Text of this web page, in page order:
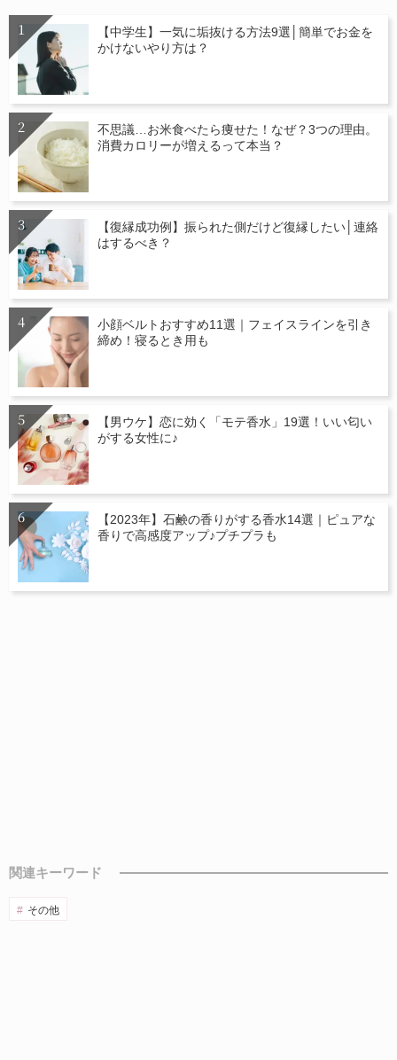
【中学生】一気に垢抜ける方法9選│簡単でお金を
かけないやり方は？
不思議…お米食べたら痩せた！なぜ？3つの理由。
消費カロリーが増えるって本当？
【復縁成功例】振られた側だけど復縁したい│連絡
はするべき？
小顔ベルトおすすめ11選｜フェイスラインを引き
締め！寝るとき用も
【男ウケ】恋に効く「モテ香水」19選！いい匂い
がする女性に♪
【2023年】石鹸の香りがする香水14選｜ピュアな
香りで高感度アップ♪プチプラも
関連キーワード
その他